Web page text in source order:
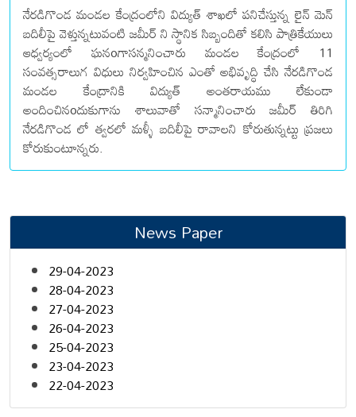
నేరడిగొండ మండల కేంద్రంలోని విద్యుత్ శాఖలో పనిచేస్తున్న లైన్ మెన్
బదిలీపై వెళ్తున్నటువంటి జమీర్ ని స్థానిక సిబ్బందితో కలిసి పాత్రికేయులు
ఆధ్వర్యంలో ఘనoగాసన్మనించారు మండల కేంద్రంలో 11
సంవత్సరాలుగ విధులు నిర్వహించిన ఎంతో అభివృద్ధి చేసి నేరడిగొండ
మండల కేంద్రానికి విద్యుత్ అంతరాయము లేకుండా
అందించినoదుకుగాను శాలువాతో సన్మానించారు జమీర్ తిరిగి
నేరడిగొండ లో త్వరలో మళ్ళీ బదిలీపై రావాలని కోరుతున్నట్టు ప్రజలు
కోరుకుంటూన్నరు.
News Paper
29-04-2023
28-04-2023
27-04-2023
26-04-2023
25-04-2023
23-04-2023
22-04-2023